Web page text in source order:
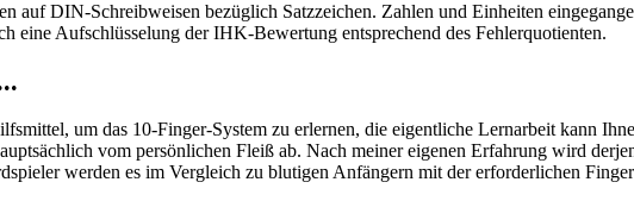
auf DIN-Schreibweisen bezüglich Satzzeichen. Zahlen und Einheiten
eine Aufschlüsselung der IHK-Bewertung entsprechend des Fehlerquotienten.
um das 10-Finger-System zu erlernen, die eigentliche Lernarbeit kann
vom persönlichen Fleiß ab. Nach meiner eigenen Erfahrung wird
werden es im Vergleich zu blutigen Anfängern mit der erforderlichen